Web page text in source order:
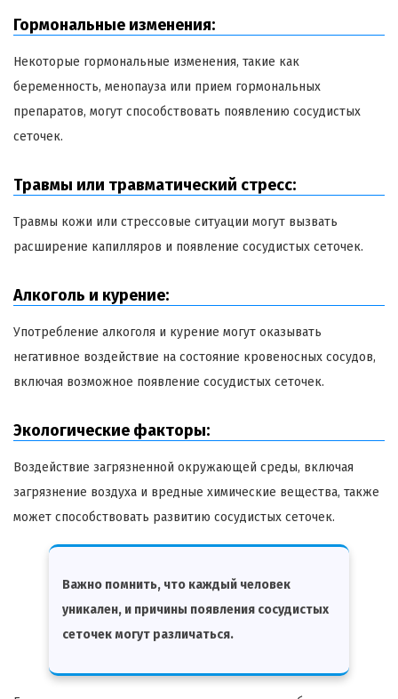
Гормональные изменения:
Некоторые гормональные изменения, такие как
беременность, менопауза или прием гормональных
препаратов, могут способствовать появлению сосудистых
сеточек.
Травмы или травматический стресс:
Травмы кожи или стрессовые ситуации могут вызвать
расширение капилляров и появление сосудистых сеточек.
Алкоголь и курение:
Употребление алкоголя и курение могут оказывать
негативное воздействие на состояние кровеносных сосудов,
включая возможное появление сосудистых сеточек.
Экологические факторы:
Воздействие загрязненной окружающей среды, включая
загрязнение воздуха и вредные химические вещества, также
может способствовать развитию сосудистых сеточек.
Важно помнить, что каждый человек
уникален, и причины появления сосудистых
сеточек могут различаться.